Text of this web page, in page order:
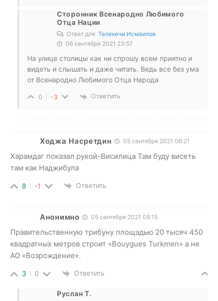
Сторонник Всенародно Любимого
Отца Нации
Ответ для Телекечи Исмаилов
06 сентября 2021 23:57
На улице столицы как ни спрошу всем приятно и
видеть и слышать и даже читать. Ведь все без ума
от Всенародно Любимого Отца Народа
0 -3 Ответить
Ходжа Насретдин 05 сентября 2021 06:21
Харамдаг показал рукой-Висилица Там буду висеть
там как Наджибула
8 -1 Ответить
Анонимно 05 сентября 2021 08:15
Правительственную трибуну площадью 20 тысяч 450
квадратных метров строит «Bouygues Turkmen» а не
АО «Возрождение».
3 0 Ответить
Руслан Т.